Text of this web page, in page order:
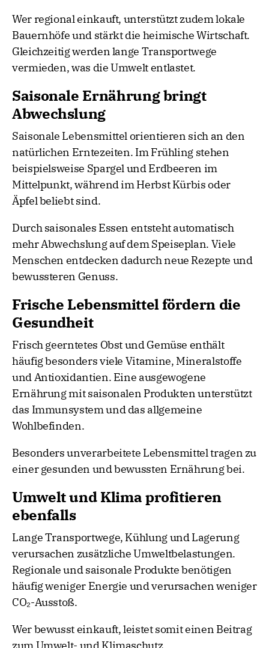
Wer regional einkauft, unterstützt zudem lokale
Bauernhöfe und stärkt die heimische Wirtschaft.
Gleichzeitig werden lange Transportwege
vermieden, was die Umwelt entlastet.
Saisonale Ernährung bringt
Abwechslung
Saisonale Lebensmittel orientieren sich an den
natürlichen Erntezeiten. Im Frühling stehen
beispielsweise Spargel und Erdbeeren im
Mittelpunkt, während im Herbst Kürbis oder
Äpfel beliebt sind.
Durch saisonales Essen entsteht automatisch
mehr Abwechslung auf dem Speiseplan. Viele
Menschen entdecken dadurch neue Rezepte und
bewussteren Genuss.
Frische Lebensmittel fördern die
Gesundheit
Frisch geerntetes Obst und Gemüse enthält
häufig besonders viele Vitamine, Mineralstoffe
und Antioxidantien. Eine ausgewogene
Ernährung mit saisonalen Produkten unterstützt
das Immunsystem und das allgemeine
Wohlbefinden.
Besonders unverarbeitete Lebensmittel tragen zu
einer gesunden und bewussten Ernährung bei.
Umwelt und Klima profitieren
ebenfalls
Lange Transportwege, Kühlung und Lagerung
verursachen zusätzliche Umweltbelastungen.
Regionale und saisonale Produkte benötigen
häufig weniger Energie und verursachen weniger
CO₂-Ausstoß.
Wer bewusst einkauft, leistet somit einen Beitrag